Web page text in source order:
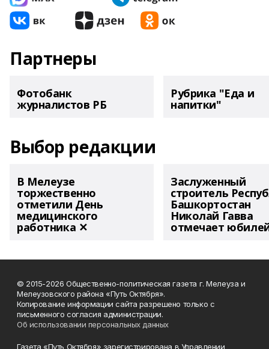
Партнеры
Фотобанк
журналистов РБ
Рубрика "Еда и
напитки"
Выбор редакции
В Мелеузе
торжественно
отметили День
медицинского
работника ✕
Заслуженный
строитель
Башкортостан
Николай Гавва
отмечает
© 2015-2026 Общественно-политическая газета г. Мелеуза и
Мелеузовского района «Путь Октября».
Копирование информации сайта разрешено только с
письменного согласия администрации.
Об использовании персональных данных
Газета «Путь Октября» зарегистрирована в Управлении